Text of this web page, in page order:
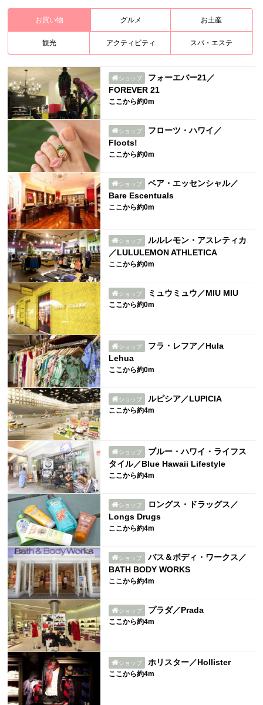
お買い物 グルメ お土産
観光 アクティビティ スパ・エステ
ショップ
フォーエバー21／
FOREVER 21
ここから約0m
ショップ
フローツ・ハワイ／
Floots!
ここから約0m
ショップ
ベア・エッセンシャル／
Bare Escentuals
ここから約0m
ショップ
ルルレモン・アスレティカ
／LULULEMON ATHLETICA
ここから約0m
ショップ ミュウミュウ／MIU MIU
ここから約0m
ショップ
フラ・レフア／Hula
Lehua
ここから約0m
ショップ ルピシア／LUPICIA
ここから約4m
ショップ
ブルー・ハワイ・ライフス
タイル／Blue Hawaii Lifestyle
ここから約4m
ショップ
ロングス・ドラッグス／
Longs Drugs
ここから約4m
ショップ
バス＆ボディ・ワークス／
BATH BODY WORKS
ここから約4m
ショップ プラダ／Prada
ここから約4m
ショップ ホリスター／Hollister
ここから約4m